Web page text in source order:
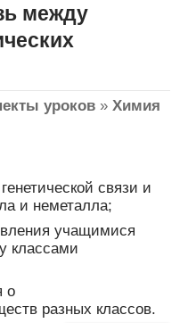
между
уроков » Химия
связи и
и неметалла;
учащимися
классами
о
разных классов.